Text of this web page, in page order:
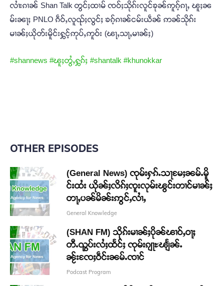
လၢႆးၵၢၼ် Shan Talk တွင်ႈထၢမ် ၸဝ်ႈသိုၵ်းလူင်ၶုၼ်ဢူၵ့်ၵႃႇ ၽူႈၼ
မ်းၼႃႈ PNLO ၵဵဝ်ႇလူၺ်ႈလွင်ႈ ၶၵ့်ၵၢၼ်ငမ်းယဵၼ် ဢၼ်သိုၵ်း
မၢၼ်ႈယိုတ်းမိူင်းႁွင့်ဢုပ်ႇဢူဝ်း (ၽႃႇသႃႇမၢၼ်ႈ)
#shannews #ၽူႈတွႆႇႁွၵ်ႈ #shantalk #khunokkar
OTHER EPISODES
(General News) ၸုမ်းႁၵ်ႉသႃမႄႈၼမ်ႉမိူ
င်းထႆး ယိုၼ်ႈလိၵ်ႈၸူးလုမ်းၽွင်းတၢင်မၢၼ်ႈ
တႃႇပၼ်မိၼ်းဢွင်ႇလၢႆႇ
General Knowledge
(SHAN FM) သိုၵ်းမၢၼ်ႈပိုၼ်ၽၢဝ်ႇဝႃႈ
တီႉၺွပ်းလႆႈထႅင်ႈ ၸုမ်းၵျႃႊၽျႅၼ်ႉ
ၼႂ်းၸႄႈဝဵင်းၼမ်ႉၸၢင်
Podcast Program